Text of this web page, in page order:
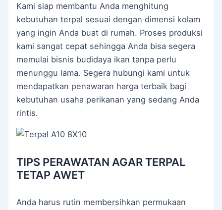
Kami siap membantu Anda menghitung
kebutuhan terpal sesuai dengan dimensi kolam
yang ingin Anda buat di rumah. Proses produksi
kami sangat cepat sehingga Anda bisa segera
memulai bisnis budidaya ikan tanpa perlu
menunggu lama. Segera hubungi kami untuk
mendapatkan penawaran harga terbaik bagi
kebutuhan usaha perikanan yang sedang Anda
rintis.
TIPS PERAWATAN AGAR TERPAL
TETAP AWET
Anda harus rutin membersihkan permukaan